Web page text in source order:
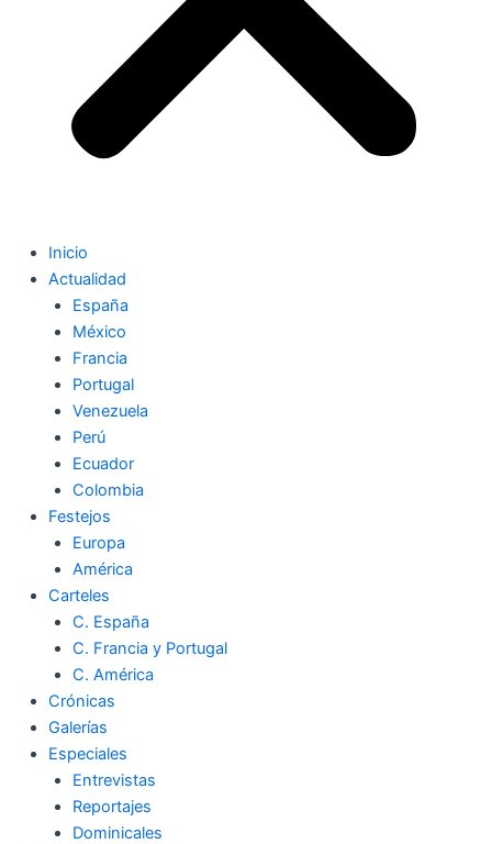
Inicio
Actualidad
España
México
Francia
Portugal
Venezuela
Perú
Ecuador
Colombia
Festejos
Europa
América
Carteles
C. España
C. Francia y Portugal
C. América
Crónicas
Galerías
Especiales
Entrevistas
Reportajes
Dominicales